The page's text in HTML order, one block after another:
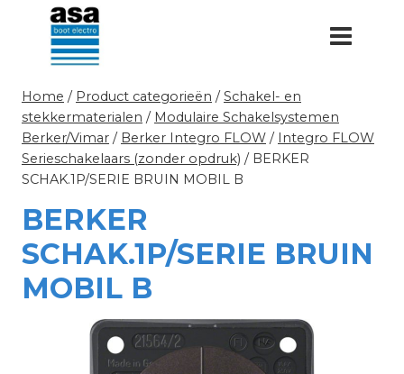
Doorgaan
inhoud
Home / Product categorieën / Schakel- en
stekkermaterialen / Modulaire Schakelsystemen
Berker/Vimar / Berker Integro FLOW / Integro FLOW
Serieschakelaars (zonder opdruk) / BERKER
SCHAK.1P/SERIE BRUIN MOBIL B
BERKER
SCHAK.1P/SERIE BRUIN
MOBIL B